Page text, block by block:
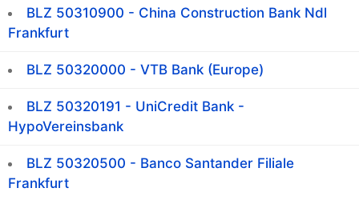
BLZ 50310900 - China Construction Bank Ndl
Frankfurt
BLZ 50320000 - VTB Bank (Europe)
BLZ 50320191 - UniCredit Bank -
HypoVereinsbank
BLZ 50320500 - Banco Santander Filiale
Frankfurt